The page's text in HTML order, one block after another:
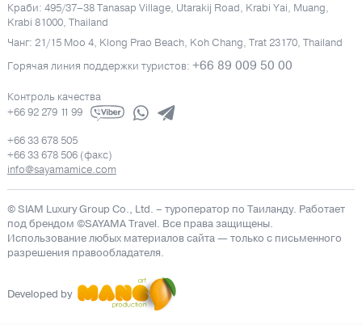
Краби: 495/37–38 Tanasap Village, Utarakij Road, Krabi Yai, Muang,
Krabi 81000, Thailand
Чанг: 21/15 Moo 4, Klong Prao Beach, Koh Chang, Trat 23170, Thailand
Горячая линия поддержки туристов: +66 89 009 50 00
Контроль качества
+66 92 279 11 99
+66 33 678 505
+66 33 678 506 (факс)
info@sayamamice.com
© SIAM Luxury Group Co., Ltd. – туроператор по Таиланду. Работает
под брендом ©SAYAMA Travel. Все права защищены.
Использование любых материалов сайта — только с письменного
разрешения правообладателя.
Developed by